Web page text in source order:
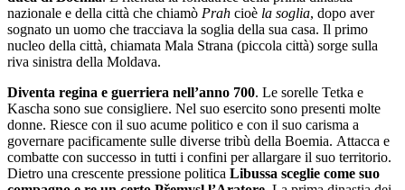
nazionale e della città che chiamò Prah cioè la soglia, dopo aver
sognato un uomo che tracciava la soglia della sua casa. Il primo
nucleo della città, chiamata Mala Strana (piccola città) sorge sulla
riva sinistra della Moldava.
Diventa regina e guerriera nell’anno 700. Le sorelle Tetka e
Kascha sono sue consigliere. Nel suo esercito sono presenti molte
donne. Riesce con il suo acume politico e con il suo carisma a
governare pacificamente sulle diverse tribù della Boemia. Attacca e
combatte con successo in tutti i confini per allargare il suo territorio.
Dietro una crescente pressione politica Libussa sceglie come suo